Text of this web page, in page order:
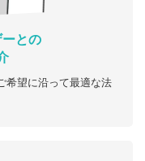
との
希望に沿って最適な法